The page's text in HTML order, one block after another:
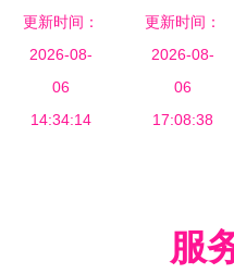
芽仔携手十
月童子开启
全国实体渠
道布局，重
更新时间：
2026-08-
06
14:34:14
加盟排行与
销售策略全
解析
更新时间：
2026-08-
06
17:08:38
服